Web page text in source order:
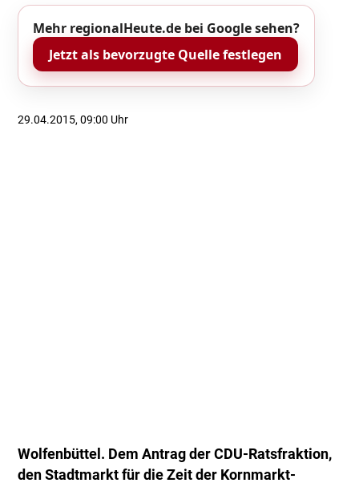
Mehr regionalHeute.de bei Google sehen?
Jetzt als bevorzugte Quelle festlegen
29.04.2015, 09:00 Uhr
Wolfenbüttel. Dem Antrag der CDU-Ratsfraktion,
den Stadtmarkt für die Zeit der Kornmarkt-